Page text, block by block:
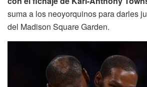
suma a los neoyorquinos para darles
del Madison Square Garden.